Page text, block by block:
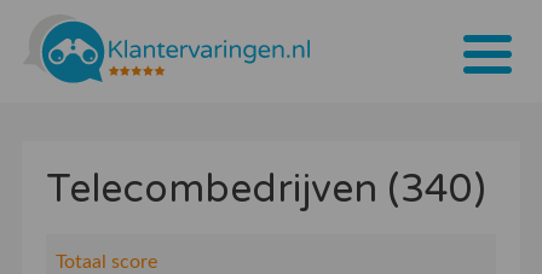
Tarieven
Telecombedrijven (340)
Totaal score